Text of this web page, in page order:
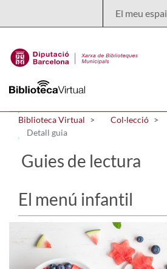
El meu espai
Biblioteca Virtual Col·lecció
Detall guia
Guies de lectura
El menú infantil